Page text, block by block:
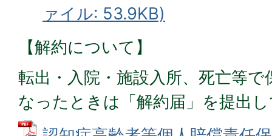
ァイル: 53.9KB)
【解約について】
転出・入院・施設入所、死亡等
なったときは「解約届」を提出